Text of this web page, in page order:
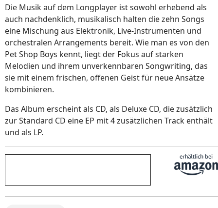
Die Musik auf dem Longplayer ist sowohl erhebend als
auch nachdenklich, musikalisch halten die zehn Songs
eine Mischung aus Elektronik, Live-Instrumenten und
orchestralen Arrangements bereit. Wie man es von den
Pet Shop Boys kennt, liegt der Fokus auf starken
Melodien und ihrem unverkennbaren Songwriting, das
sie mit einem frischen, offenen Geist für neue Ansätze
kombinieren.
Das Album erscheint als CD, als Deluxe CD, die zusätzlich
zur Standard CD eine EP mit 4 zusätzlichen Track enthält
und als LP.